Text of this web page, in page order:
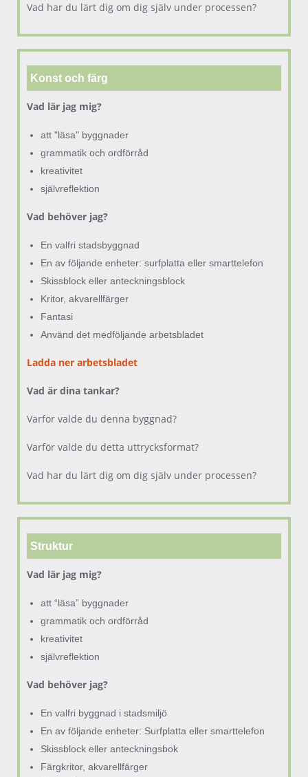
Vad har du lärt dig om dig själv under processen?
Konst och färg
Vad lär jag mig?
att "läsa" byggnader
grammatik och ordförråd
kreativitet
självreflektion
Vad behöver jag?
En valfri stadsbyggnad
En av följande enheter: surfplatta eller smarttelefon
Skissblock eller anteckningsblock
Kritor, akvarellfärger
Fantasi
Använd det medföljande arbetsbladet
Ladda ner arbetsbladet
Vad är dina tankar?
Varför valde du denna byggnad?
Varför valde du detta uttrycksformat?
Vad har du lärt dig om dig själv under processen?
Struktur
Vad lär jag mig?
att “läsa” byggnader
grammatik och ordförråd
kreativitet
självreflektion
Vad behöver jag?
En valfri byggnad i stadsmiljö
En av följande enheter: Surfplatta eller smarttelefon
Skissblock eller anteckningsbok
Färgkritor, akvarellfärger